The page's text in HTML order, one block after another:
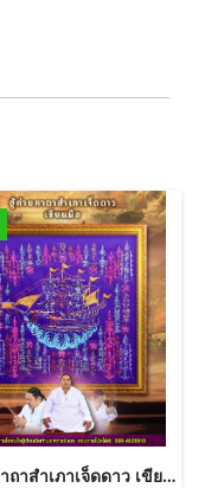
ฮู้ค่ายคาถาสำเภาเจ็ดดาว เขียนมือ